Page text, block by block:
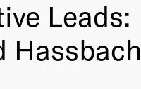
Leads:
Hassbach